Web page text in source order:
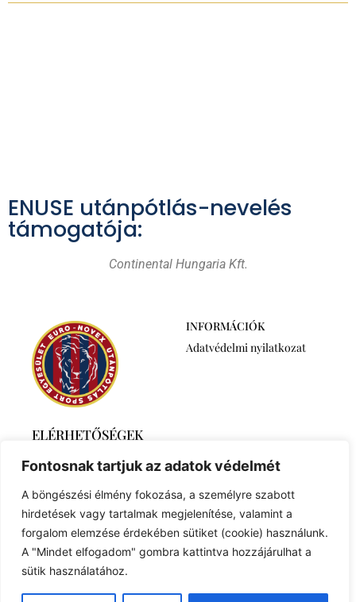
Fontosnak tartjuk az adatok védelmét
A böngészési élmény fokozása, a személyre szabott
hirdetések vagy tartalmak megjelenítése, valamint a
forgalom elemzése érdekében sütiket (cookie) használunk.
A "Mindet elfogadom" gombra kattintva hozzájárulhat a
sütik használatához.
ENUSE utánpótlás-nevelés
támogatója:
Continental Hungaria Kft.
INFORMÁCIÓK
Adatvédelmi nyilatkozat
ELÉRHETŐSÉGEK
2768 Újszilvás,
Ábrahámtelek 511/A
+36 30 6259746
euronovexuse@gmail.com
© 2023 Created withRoyal Elementor Addons